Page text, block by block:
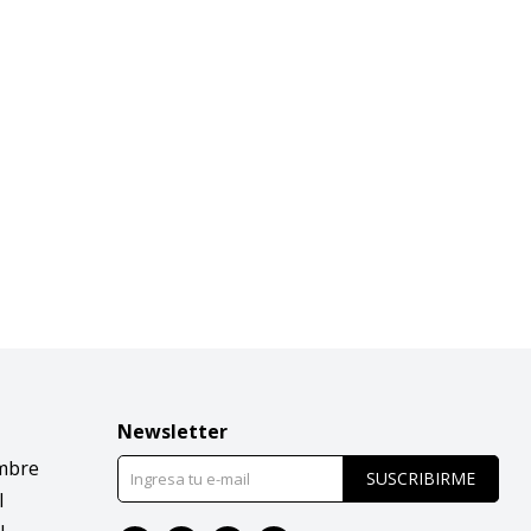
Newsletter
SUSCRIBIRME